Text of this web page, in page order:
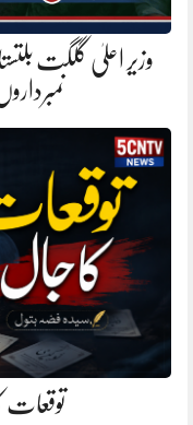
وزیر اعلیٰ گلگت
توقعات